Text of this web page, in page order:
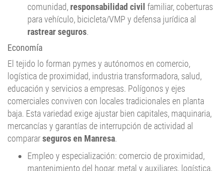
para vehículo, bicicleta/VMP y defensa jurídica al
rastrear seguros.
Economía
El tejido lo forman pymes y autónomos en comercio,
logística de proximidad, industria transformadora, salud,
educación y servicios a empresas. Polígonos y ejes
comerciales conviven con locales tradicionales en planta
baja. Esta variedad exige ajustar bien capitales, maquinaria,
mercancías y garantías de interrupción de actividad al
compararseguros en Manresa.
Empleo y especialización: comercio de proximidad,
mantenimiento del hogar, metal y auxiliares, logística,
atención sanitaria y servicios profesionales.